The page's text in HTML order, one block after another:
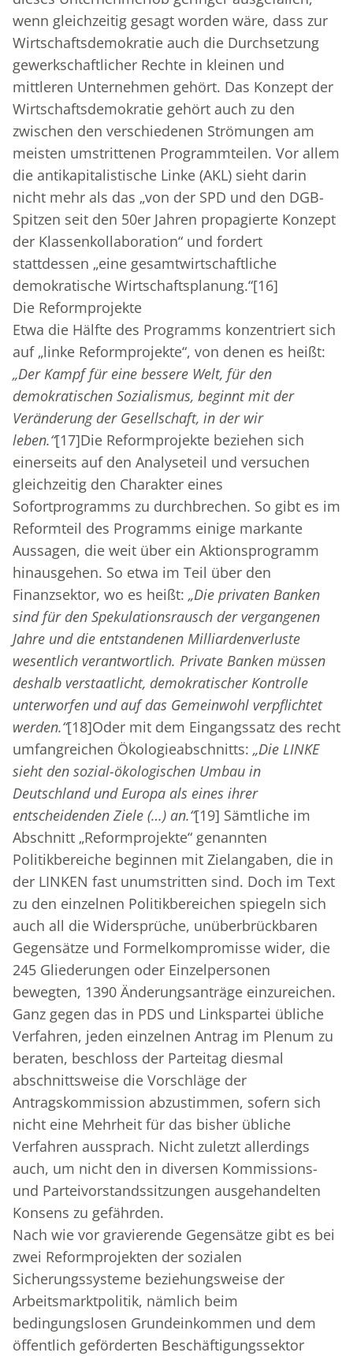
wenn gleichzeitig gesagt worden wäre, dass zur
Wirtschaftsdemokratie auch die Durchsetzung
gewerkschaftlicher Rechte in kleinen und
mittleren Unternehmen gehört. Das Konzept der
Wirtschaftsdemokratie gehört auch zu den
zwischen den verschiedenen Strömungen am
meisten umstrittenen Programmteilen. Vor allem
die antikapitalistische Linke (AKL) sieht darin
nicht mehr als das „von der SPD und den DGB-
Spitzen seit den 50er Jahren propagierte Konzept
der Klassenkollaboration“ und fordert
stattdessen „eine gesamtwirtschaftliche
demokratische Wirtschaftsplanung.“[16]
Die Reformprojekte
Etwa die Hälfte des Programms konzentriert sich
auf „linke Reformprojekte“, von denen es heißt:
„Der Kampf für eine bessere Welt, für den
demokratischen Sozialismus, beginnt mit der
Veränderung der Gesellschaft, in der wir
leben.“[17]Die Reformprojekte beziehen sich
einerseits auf den Analyseteil und versuchen
gleichzeitig den Charakter eines
Sofortprogramms zu durchbrechen. So gibt es im
Reformteil des Programms einige markante
Aussagen, die weit über ein Aktionsprogramm
hinausgehen. So etwa im Teil über den
Finanzsektor, wo es heißt: „Die privaten Banken
sind für den Spekulationsrausch der vergangenen
Jahre und die entstandenen Milliardenverluste
wesentlich verantwortlich. Private Banken müssen
deshalb verstaatlicht, demokratischer Kontrolle
unterworfen und auf das Gemeinwohl verpflichtet
werden.“[18]Oder mit dem Eingangssatz des recht
umfangreichen Ökologieabschnitts: „Die LINKE
sieht den sozial-ökologischen Umbau in
Deutschland und Europa als eines ihrer
entscheidenden Ziele (…) an.“[19] Sämtliche im
Abschnitt „Reformprojekte“ genannten
Politikbereiche beginnen mit Zielangaben, die in
der LINKEN fast unumstritten sind. Doch im Text
zu den einzelnen Politikbereichen spiegeln sich
auch all die Widersprüche, unüberbrückbaren
Gegensätze und Formelkompromisse wider, die
245 Gliederungen oder Einzelpersonen
bewegten, 1390 Änderungsanträge einzureichen.
Ganz gegen das in PDS und Linkspartei übliche
Verfahren, jeden einzelnen Antrag im Plenum zu
beraten, beschloss der Parteitag diesmal
abschnittsweise die Vorschläge der
Antragskommission abzustimmen, sofern sich
nicht eine Mehrheit für das bisher übliche
Verfahren aussprach. Nicht zuletzt allerdings
auch, um nicht den in diversen Kommissions-
und Parteivorstandssitzungen ausgehandelten
Konsens zu gefährden.
Nach wie vor gravierende Gegensätze gibt es bei
zwei Reformprojekten der sozialen
Sicherungssysteme beziehungsweise der
Arbeitsmarktpolitik, nämlich beim
bedingungslosen Grundeinkommen und dem
öffentlich geförderten Beschäftigungssektor